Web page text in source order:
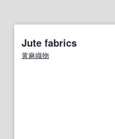
Jute fabrics
黄麻織物